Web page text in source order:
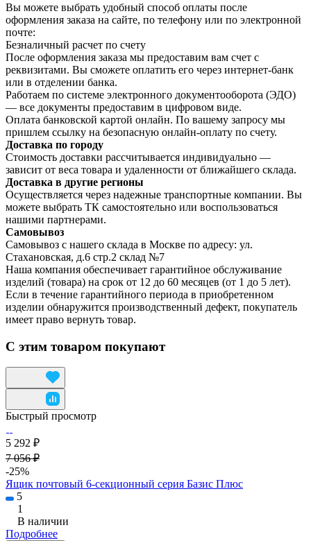
Вы можете выбрать удобный способ оплаты после
оформления заказа на сайте, по телефону или по электронной
почте:
Безналичный расчет по счету
После оформления заказа мы предоставим вам счет с
реквизитами. Вы сможете оплатить его через интернет-банк
или в отделении банка.
Работаем по системе электронного документооборота (ЭДО)
— все документы предоставим в цифровом виде.
Оплата банковской картой онлайн. По вашему запросу мы
пришлем ссылку на безопасную онлайн-оплату по счету.
Доставка по городу
Стоимость доставки рассчитывается индивидуально —
зависит от веса товара и удаленности от ближайшего склада.
Доставка в другие регионы
Осуществляется через надежные транспортные компании. Вы
можете выбрать ТК самостоятельно или воспользоваться
нашими партнерами.
Самовывоз
Самовывоз с нашего склада в Москве по адресу: ул.
Стахановская, д.6 стр.2 склад №7
Наша компания обеспечивает гарантийное обслуживание
изделий (товара) на срок от 12 до 60 месяцев (от 1 до 5 лет).
Если в течение гарантийного периода в приобретенном
изделии обнаружится производственный дефект, покупатель
имеет право вернуть товар.
С этим товаром покупают
Быстрый просмотр
5 292 ₽
7 056 ₽
-25%
Ящик почтовый 6-секционный серия Базис Плюс
5
1
В наличии
Подробнее